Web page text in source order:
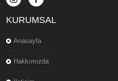
KURUMSAL
Anasayfa
Hakkımızda